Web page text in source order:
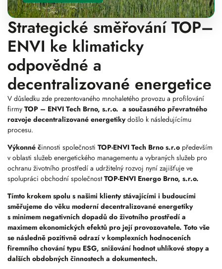
Strategické směřování TOP–
ENVI ke klimaticky
odpovědné a
decentralizované energetice
V důsledku zde prezentovaného mnohaletého provozu a profilování
firmy TOP – ENVI Tech Brno, s.r.o. a současného převratného
rozvoje decentralizované energetikydošlo k následujícímu
procesu.
Výkonné činnosti společnosti TOP-ENVI Tech Brno s.r.o především
v oblasti služeb energetického managementu a vybraných služeb pro
ochranu životního prostředí a udržitelný rozvoj nyní zajišťuje ve
spolupráci obchodní společnostTOP-ENVI Energo Brno, s.r.o.
Tímto krokem spolu s našimi klienty stávajícími i budoucími
směřujeme do věku moderní decentralizované energetiky
s minimem negativních dopadů do životního prostředí a
maximem ekonomických efektů pro její provozovatele. Toto vše
se následně pozitivně odrazí v komplexních hodnoceních
firemního chování typu ESG, snižování hodnot uhlíkové stopy a
dalších obdobných činnostech a dokumentech.